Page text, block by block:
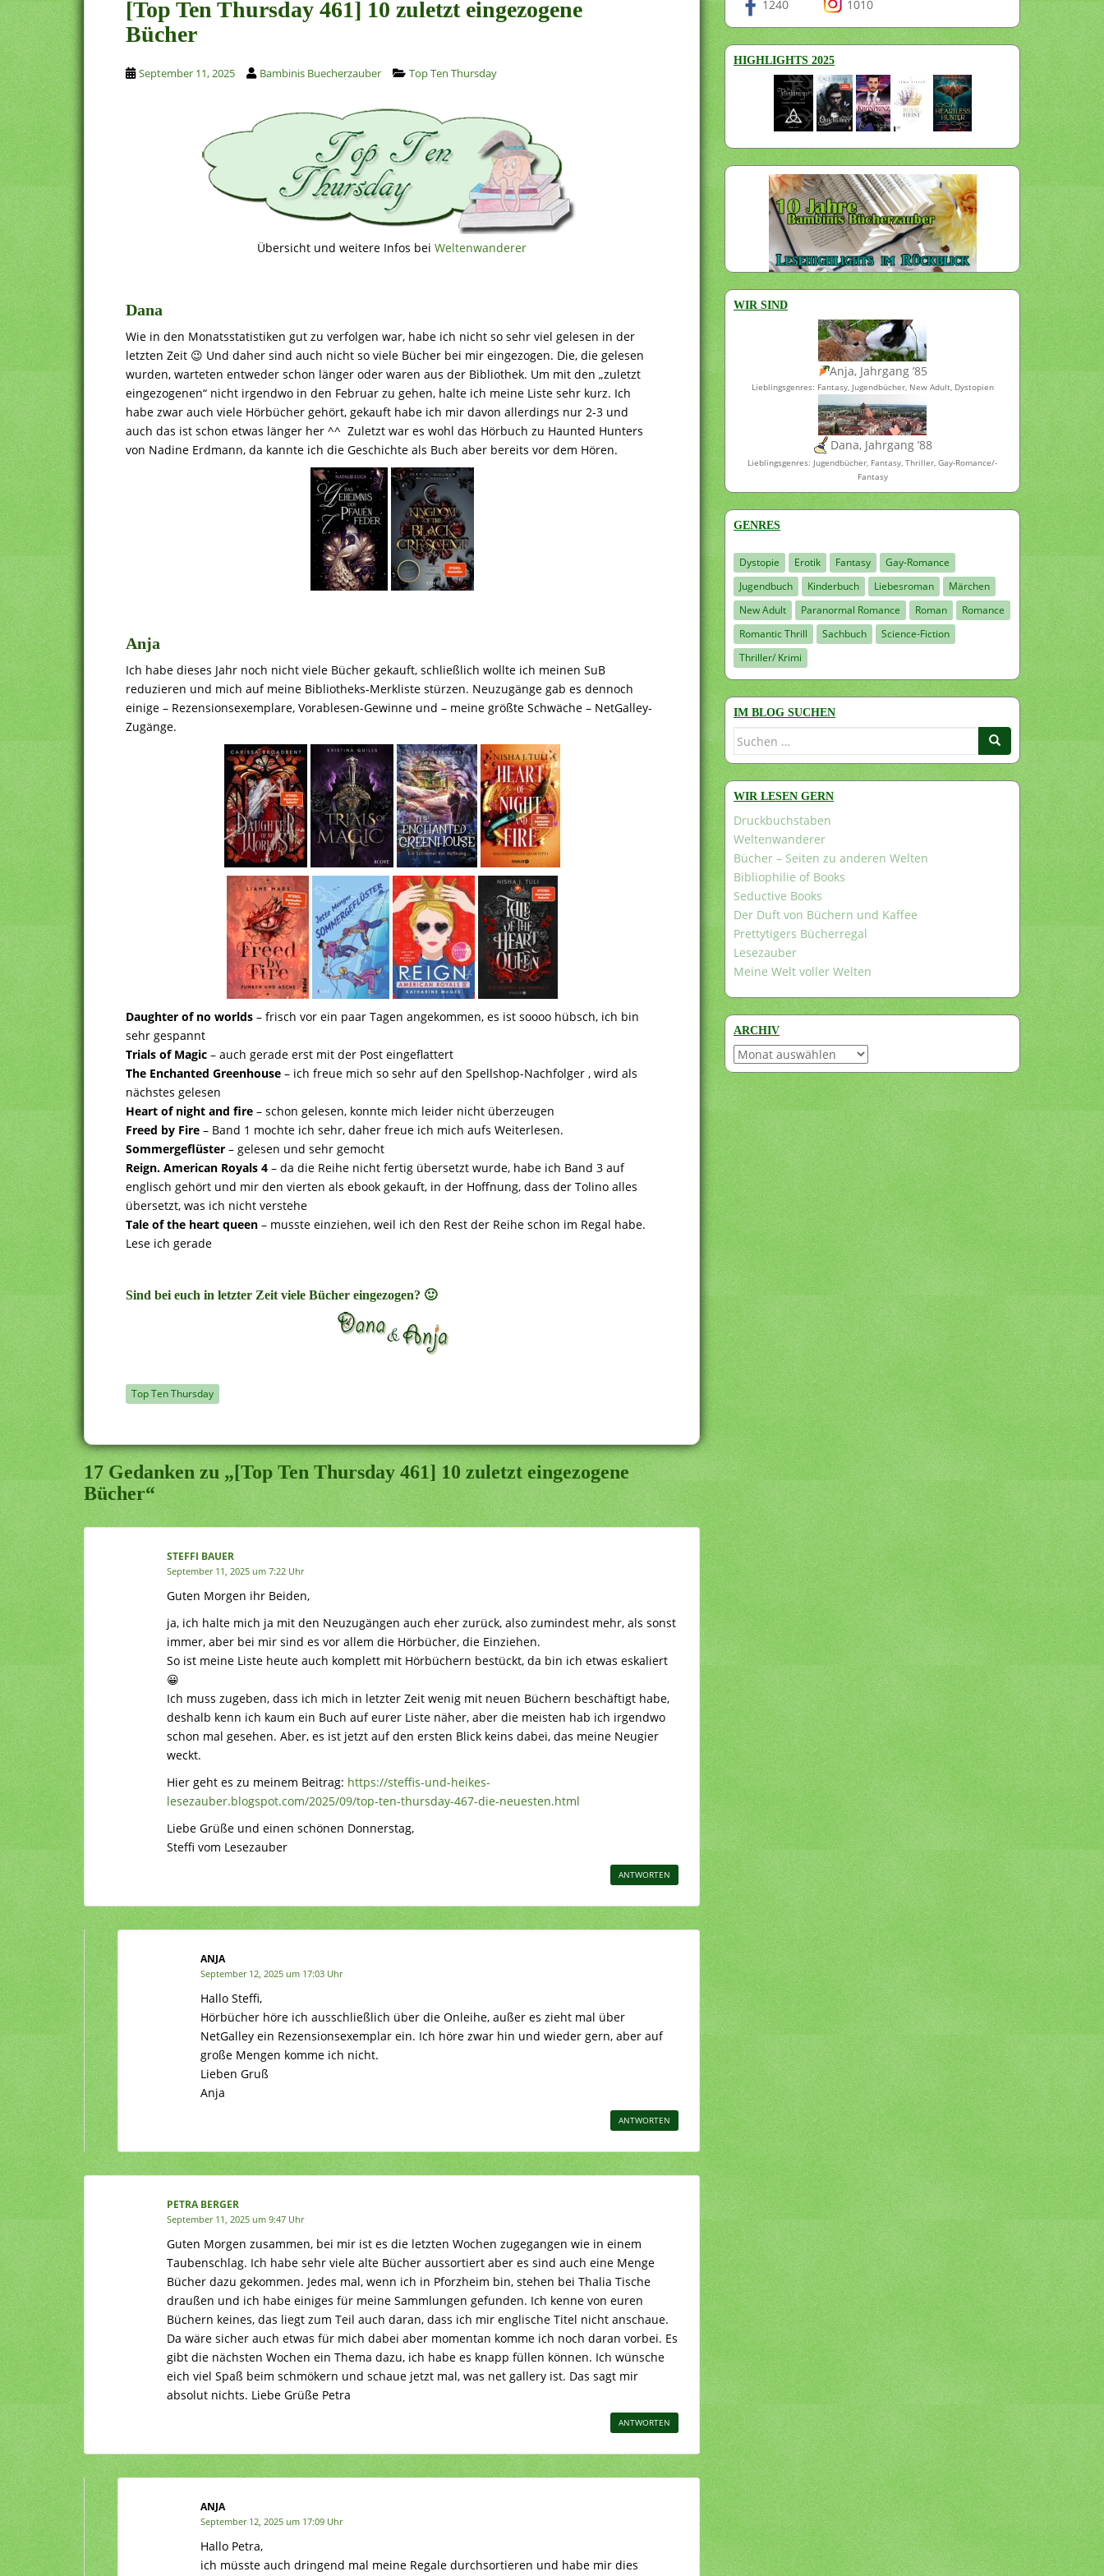
[Top Ten Thursday 461] 10 zuletzt eingezogene
Bücher
September 11, 2025 Bambinis Buecherzauber Top Ten Thursday
Übersicht und weitere Infos bei Weltenwanderer
Dana
Wie in den Monatsstatistiken gut zu verfolgen war, habe ich nicht so sehr viel gelesen in der
letzten Zeit 😉 Und daher sind auch nicht so viele Bücher bei mir eingezogen. Die, die gelesen
wurden, warteten entweder schon länger oder waren aus der Bibliothek. Um mit den „zuletzt
eingezogenen“ nicht irgendwo in den Februar zu gehen, halte ich meine Liste sehr kurz. Ich
habe zwar auch viele Hörbücher gehört, gekauft habe ich mir davon allerdings nur 2-3 und
auch das ist schon etwas länger her ^^ Zuletzt war es wohl das Hörbuch zu Haunted Hunters
von Nadine Erdmann, da kannte ich die Geschichte als Buch aber bereits vor dem Hören.
Anja
Ich habe dieses Jahr noch nicht viele Bücher gekauft, schließlich wollte ich meinen SuB
reduzieren und mich auf meine Bibliotheks-Merkliste stürzen. Neuzugänge gab es dennoch
einige – Rezensionsexemplare, Vorablesen-Gewinne und – meine größte Schwäche – NetGalley-
Zugänge.
Daughter of no worlds – frisch vor ein paar Tagen angekommen, es ist soooo hübsch, ich bin
sehr gespannt
Trials of Magic – auch gerade erst mit der Post eingeflattert
The Enchanted Greenhouse – ich freue mich so sehr auf den Spellshop-Nachfolger , wird als
nächstes gelesen
Heart of night and fire – schon gelesen, konnte mich leider nicht überzeugen
Freed by Fire – Band 1 mochte ich sehr, daher freue ich mich aufs Weiterlesen.
Sommergeflüster – gelesen und sehr gemocht
Reign. American Royals 4 – da die Reihe nicht fertig übersetzt wurde, habe ich Band 3 auf
englisch gehört und mir den vierten als ebook gekauft, in der Hoffnung, dass der Tolino alles
übersetzt, was ich nicht verstehe
Tale of the heart queen – musste einziehen, weil ich den Rest der Reihe schon im Regal habe.
Lese ich gerade
Sind bei euch in letzter Zeit viele Bücher eingezogen? 🙂
Top Ten Thursday
17 Gedanken zu „[Top Ten Thursday 461] 10 zuletzt eingezogene
Bücher“
STEFFI BAUER
September 11, 2025 um 7:22 Uhr
Guten Morgen ihr Beiden,
ja, ich halte mich ja mit den Neuzugängen auch eher zurück, also zumindest mehr, als sonst
immer, aber bei mir sind es vor allem die Hörbücher, die Einziehen.
So ist meine Liste heute auch komplett mit Hörbüchern bestückt, da bin ich etwas eskaliert
😀
Ich muss zugeben, dass ich mich in letzter Zeit wenig mit neuen Büchern beschäftigt habe,
deshalb kenn ich kaum ein Buch auf eurer Liste näher, aber die meisten hab ich irgendwo
schon mal gesehen. Aber, es ist jetzt auf den ersten Blick keins dabei, das meine Neugier
weckt.
Hier geht es zu meinem Beitrag: https://steffis-und-heikes-
lesezauber.blogspot.com/2025/09/top-ten-thursday-467-die-neuesten.html
Liebe Grüße und einen schönen Donnerstag,
Steffi vom Lesezauber
ANTWORTEN
ANJA
September 12, 2025 um 17:03 Uhr
Hallo Steffi,
Hörbücher höre ich ausschließlich über die Onleihe, außer es zieht mal über
NetGalley ein Rezensionsexemplar ein. Ich höre zwar hin und wieder gern, aber auf
große Mengen komme ich nicht.
Lieben Gruß
Anja
ANTWORTEN
PETRA BERGER
September 11, 2025 um 9:47 Uhr
Guten Morgen zusammen, bei mir ist es die letzten Wochen zugegangen wie in einem
Taubenschlag. Ich habe sehr viele alte Bücher aussortiert aber es sind auch eine Menge
Bücher dazu gekommen. Jedes mal, wenn ich in Pforzheim bin, stehen bei Thalia Tische
draußen und ich habe einiges für meine Sammlungen gefunden. Ich kenne von euren
Büchern keines, das liegt zum Teil auch daran, dass ich mir englische Titel nicht anschaue.
Da wäre sicher auch etwas für mich dabei aber momentan komme ich noch daran vorbei. Es
gibt die nächsten Wochen ein Thema dazu, ich habe es knapp füllen können. Ich wünsche
eich viel Spaß beim schmökern und schaue jetzt mal, was net gallery ist. Das sagt mir
absolut nichts. Liebe Grüße Petra
ANTWORTEN
ANJA
September 12, 2025 um 17:09 Uhr
Hallo Petra,
ich müsste auch dringend mal meine Regale durchsortieren und habe mir dies
1240 1010
HIGHLIGHTS 2025
WIR SIND
Anja, Jahrgang ’85
Lieblingsgenres: Fantasy, Jugendbücher, New Adult, Dystopien
Dana, Jahrgang ’88
Lieblingsgenres: Jugendbücher, Fantasy, Thriller, Gay-Romance/-
Fantasy
GENRES
Dystopie Erotik Fantasy
Gay-Romance
Jugendbuch
Kinderbuch Liebesroman
Märchen
New Adult
Paranormal Romance Roman
Romance
Romantic Thrill
Sachbuch
Science-Fiction
Thriller/ Krimi
IM BLOG SUCHEN
Suchen
WIR LESEN GERN
Druckbuchstaben
Weltenwanderer
Bücher – Seiten zu anderen Welten
Bibliophilie of Books
Seductive Books
Der Duft von Büchern und Kaffee
Prettytigers Bücherregal
Lesezauber
Meine Welt voller Welten
ARCHIV
Archiv